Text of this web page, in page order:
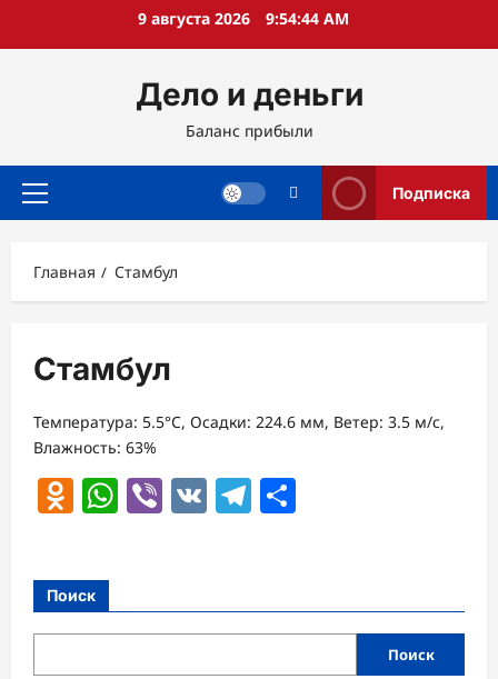
9 августа 2026 9:54:44 AM
Дело и деньги
Баланс прибыли
Основное
Подписка
Главная Стамбул
Стамбул
Температура: 5.5°C, Осадки: 224.6 мм, Ветер: 3.5 м/с,
Влажность: 63%
Odnoklassniki
WhatsApp
Viber
VK Telegram
Поиск
Поиск